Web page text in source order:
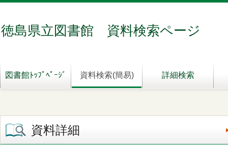
徳島県立図書館 資料検索ページ
図書館ﾄｯﾌﾟﾍﾟｰｼﾞ 資料検索(簡易) 詳細検索
資料詳細